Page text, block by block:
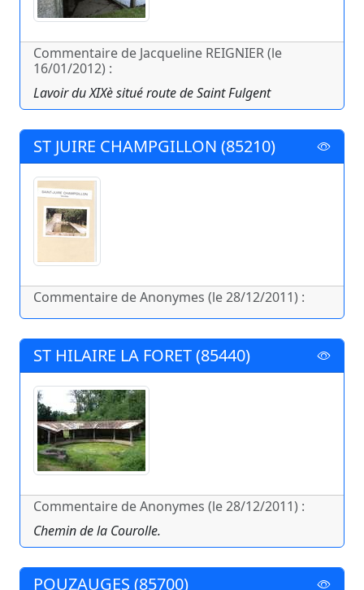
Commentaire de Jacqueline REIGNIER (le
16/01/2012) :
Lavoir du XIXè situé route de Saint Fulgent
ST JUIRE CHAMPGILLON (85210)
Commentaire de Anonymes (le 28/12/2011) :
ST HILAIRE LA FORET (85440)
Commentaire de Anonymes (le 28/12/2011) :
Chemin de la Courolle.
POUZAUGES (85700)